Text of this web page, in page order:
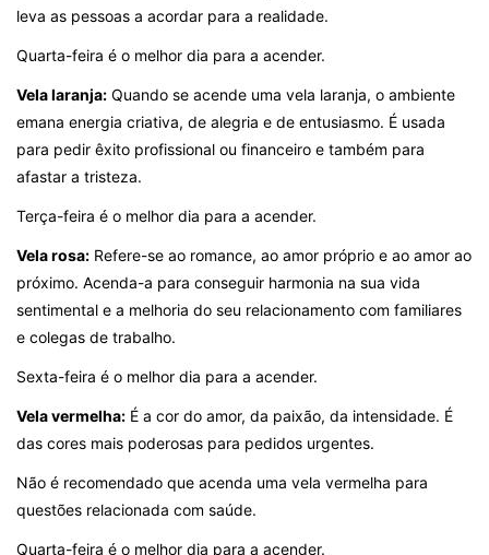
leva as pessoas a acordar para a realidade.
Quarta-feira é o melhor dia para a acender.
Vela laranja: Quando se acende uma vela laranja, o ambiente
emana energia criativa, de alegria e de entusiasmo. É usada
para pedir êxito profissional ou financeiro e também para
afastar a tristeza.
Terça-feira é o melhor dia para a acender.
Vela rosa: Refere-se ao romance, ao amor próprio e ao amor ao
próximo. Acenda-a para conseguir harmonia na sua vida
sentimental e a melhoria do seu relacionamento com familiares
e colegas de trabalho.
Sexta-feira é o melhor dia para a acender.
Vela vermelha: É a cor do amor, da paixão, da intensidade. É
das cores mais poderosas para pedidos urgentes.
Não é recomendado que acenda uma vela vermelha para
questões relacionada com saúde.
Quarta-feira é o melhor dia para a acender.